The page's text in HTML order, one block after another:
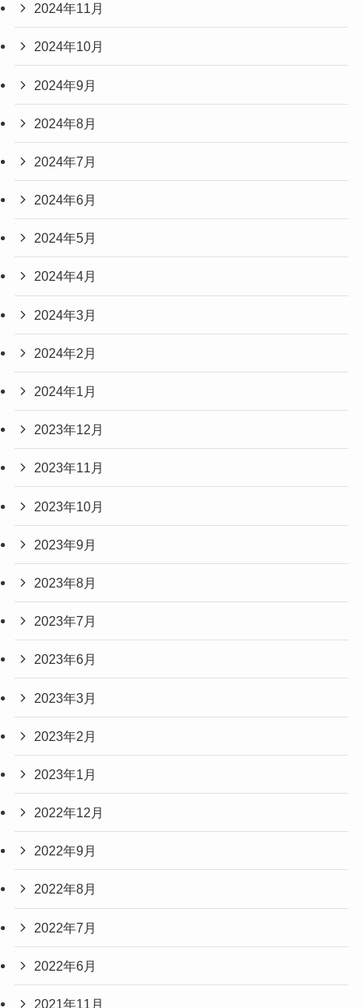
2024年11月
2024年10月
2024年9月
2024年8月
2024年7月
2024年6月
2024年5月
2024年4月
2024年3月
2024年2月
2024年1月
2023年12月
2023年11月
2023年10月
2023年9月
2023年8月
2023年7月
2023年6月
2023年3月
2023年2月
2023年1月
2022年12月
2022年9月
2022年8月
2022年7月
2022年6月
2021年11月